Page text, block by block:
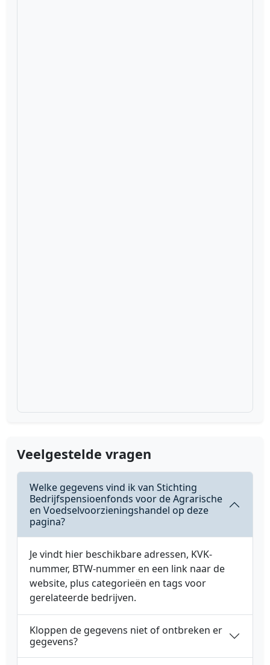
Veelgestelde vragen
Welke gegevens vind ik van Stichting
Bedrijfspensioenfonds voor de Agrarische
en Voedselvoorzieningshandel op deze
pagina?
Je vindt hier beschikbare adressen, KVK-
nummer, BTW-nummer en een link naar de
website, plus categorieën en tags voor
gerelateerde bedrijven.
Kloppen de gegevens niet of ontbreken er
gegevens?